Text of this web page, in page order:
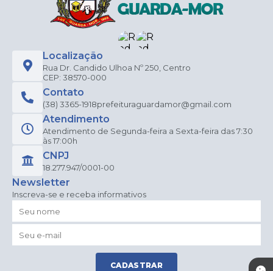
Localização
Rua Dr. Candido Ulhoa Nº 250, Centro
CEP: 38570-000
Contato
(38) 3365-1918prefeituraguardamor@gmail.com
Atendimento
Atendimento de Segunda-feira a Sexta-feira das 7:30
às 17:00h
CNPJ
18.277.947/0001-00
Newsletter
Inscreva-se e receba informativos
CADASTRAR